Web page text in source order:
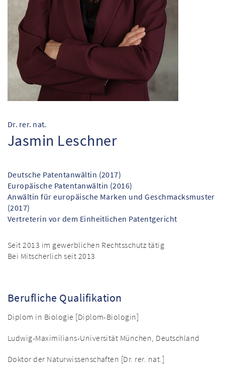
Dr. rer. nat.
Jasmin Leschner
Deutsche Patentanwältin (2017)
Europäische Patentanwältin (2016)
Anwältin für europäische Marken und Geschmacksmuster
(2017)
Vertreterin vor dem Einheitlichen Patentgericht
Seit 2013 im gewerblichen Rechtsschutz tätig
Bei Mitscherlich seit 2013
Berufliche Qualifikation
Diplom in Biologie [Diplom-Biologin]
Ludwig-Maximilians-Universität München, Deutschland
Doktor der Naturwissenschaften [Dr. rer. nat.]